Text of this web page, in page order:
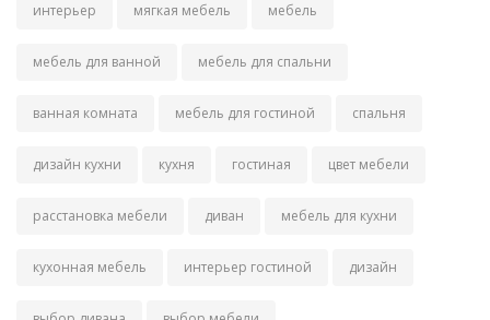
интерьер мягкая мебель мебель
мебель для ванной мебель для спальни
ванная комната мебель для гостиной спальня
дизайн кухни кухня гостиная цвет мебели
расстановка мебели диван мебель для кухни
кухонная мебель интерьер гостиной дизайн